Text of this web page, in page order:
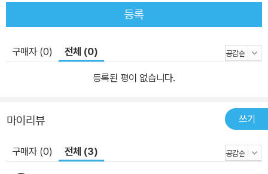
주고, 놀아주고, 기저귀를 갈아주고, 목욕시키고, 옷을 입히고, 마사지
해주고, 안정시키고, 외출시키는 등 아기를 돌보는 데 필요한 모든 것
이 담겨 있다. 성장 단계에 따른 육아법과 아픈 아기를 돌보는 법, 꼭
필요한 응급 처치법 등과 같은 유용한 정보도 가득하다. 특히 이 책에
는 사진이 풍부하다. 기저귀 갈기, 옷 입히기, 아기띠 이용하기, 젖병
사진으로 자세히 보여준다. 사진마다 간결하면서도 상세한 설명이 달
려있어 사진만 봐도 누구나 쉽게 따라할 수 있다. 이 책을 곁에 두고
임신 기간 열 달 동안 신생아 돌보기의 기본 지식과 기술을 잘 익혀두
면 아기와 함께하는 시간이 즐겁고 행복할 것이다. 가장 궁금해하는
등록
구매자 (0) 전체 (0)
등록된 평이 없습니다.
마이리뷰 쓰기
구매자 (0) 전체 (3)